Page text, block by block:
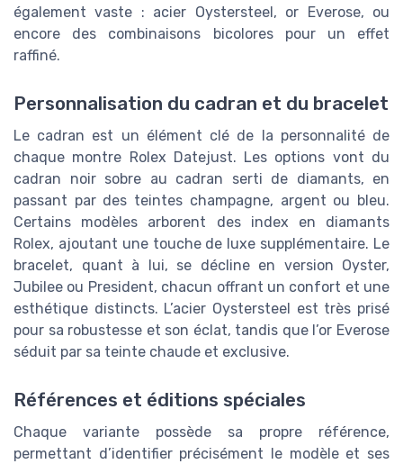
également vaste : acier Oystersteel, or Everose, ou
encore des combinaisons bicolores pour un effet
raffiné.
Personnalisation du cadran et du bracelet
Le cadran est un élément clé de la personnalité de
chaque montre Rolex Datejust. Les options vont du
cadran noir sobre au cadran serti de diamants, en
passant par des teintes champagne, argent ou bleu.
Certains modèles arborent des index en diamants
Rolex, ajoutant une touche de luxe supplémentaire. Le
bracelet, quant à lui, se décline en version Oyster,
Jubilee ou President, chacun offrant un confort et une
esthétique distincts. L’acier Oystersteel est très prisé
pour sa robustesse et son éclat, tandis que l’or Everose
séduit par sa teinte chaude et exclusive.
Références et éditions spéciales
Chaque variante possède sa propre référence,
permettant d’identifier précisément le modèle et ses